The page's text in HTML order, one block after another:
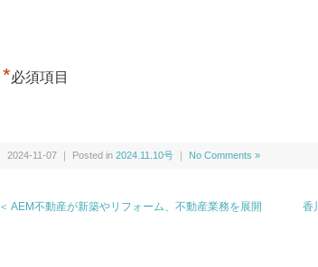
*必須項目
2024-11-07 ｜ Posted in 2024.11.10号 ｜ No Comments »
＜ AEM不動産が新築やリフォーム、不動産業務を展開 香